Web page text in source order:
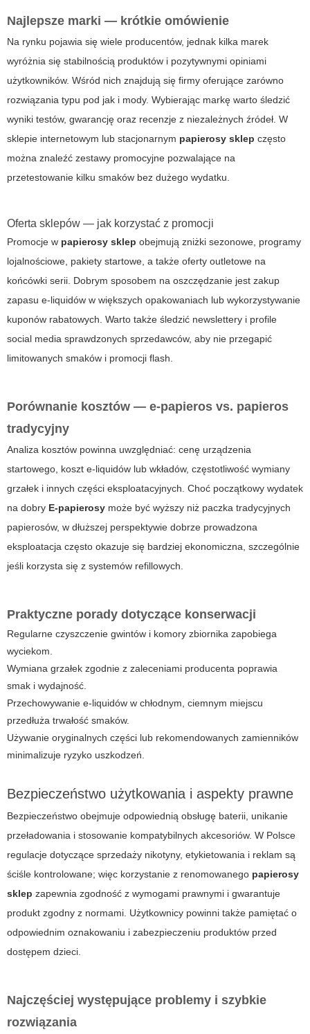
Najlepsze marki — krótkie omówienie
Na rynku pojawia się wiele producentów, jednak kilka marek
wyróżnia się stabilnością produktów i pozytywnymi opiniami
użytkowników. Wśród nich znajdują się firmy oferujące zarówno
rozwiązania typu pod jak i mody. Wybierając markę warto śledzić
wyniki testów, gwarancję oraz recenzje z niezależnych źródeł. W
sklepie internetowym lub stacjonarnym papierosy sklep często
można znaleźć zestawy promocyjne pozwalające na
przetestowanie kilku smaków bez dużego wydatku.
Oferta sklepów — jak korzystać z promocji
Promocje w papierosy sklep obejmują zniżki sezonowe, programy
lojalnościowe, pakiety startowe, a także oferty outletowe na
końcówki serii. Dobrym sposobem na oszczędzanie jest zakup
zapasu e-liquidów w większych opakowaniach lub wykorzystywanie
kuponów rabatowych. Warto także śledzić newslettery i profile
social media sprawdzonych sprzedawców, aby nie przegapić
limitowanych smaków i promocji flash.
Porównanie kosztów — e-papieros vs. papieros
tradycyjny
Analiza kosztów powinna uwzględniać: cenę urządzenia
startowego, koszt e-liquidów lub wkładów, częstotliwość wymiany
grzałek i innych części eksploatacyjnych. Choć początkowy wydatek
na dobry E-papierosy może być wyższy niż paczka tradycyjnych
papierosów, w dłuższej perspektywie dobrze prowadzona
eksploatacja często okazuje się bardziej ekonomiczna, szczególnie
jeśli korzysta się z systemów refillowych.
Praktyczne porady dotyczące konserwacji
Regularne czyszczenie gwintów i komory zbiornika zapobiega
wyciekom.
Wymiana grzałek zgodnie z zaleceniami producenta poprawia
smak i wydajność.
Przechowywanie e-liquidów w chłodnym, ciemnym miejscu
przedłuża trwałość smaków.
Używanie oryginalnych części lub rekomendowanych zamienników
minimalizuje ryzyko uszkodzeń.
Bezpieczeństwo użytkowania i aspekty prawne
Bezpieczeństwo obejmuje odpowiednią obsługę baterii, unikanie
przeładowania i stosowanie kompatybilnych akcesoriów. W Polsce
regulacje dotyczące sprzedaży nikotyny, etykietowania i reklam są
ściśle kontrolowane; więc korzystanie z renomowanego papierosy
sklep zapewnia zgodność z wymogami prawnymi i gwarantuje
produkt zgodny z normami. Użytkownicy powinni także pamiętać o
odpowiednim oznakowaniu i zabezpieczeniu produktów przed
dostępem dzieci.
Najczęściej występujące problemy i szybkie
rozwiązania